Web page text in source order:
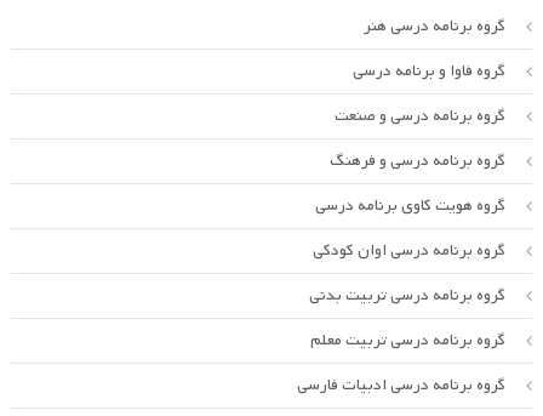
گروه برنامه درسی هنر
گروه فاوا و برنامه درسی
گروه برنامه درسی و صنعت
گروه برنامه درسی و فرهنگ
گروه هویت کاوی برنامه درسی
گروه برنامه درسی اوان کودکی
گروه برنامه درسی تربیت بدنی
گروه برنامه درسی تربیت معلم
گروه برنامه درسی ادبیات فارسی